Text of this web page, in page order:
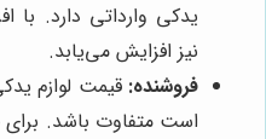
یدکی وارداتی دارد. با
نیز افزایش می‌یابد.
فروشنده: قیمت لوازم
است متفاوت باشد.